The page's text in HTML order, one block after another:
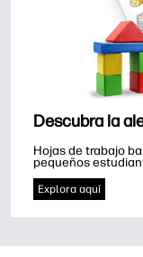
Descubra la
Hojas de trabajo
pequeños
Explora aquí